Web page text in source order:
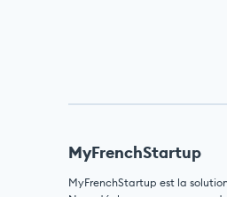
MyFrenchStartup
MyFrenchStartup est la